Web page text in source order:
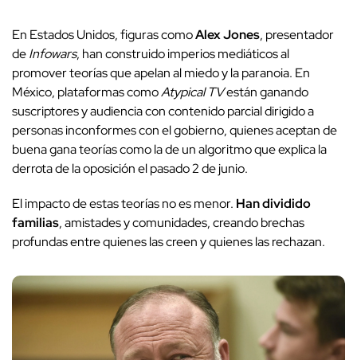
En Estados Unidos, figuras comoAlex Jones, presentador
deInfowars, han construido imperios mediáticos al
promover teorías que apelan al miedo y la paranoia. En
México, plataformas comoAtypical TVestán ganando
suscriptores y audiencia con contenido parcial dirigido a
personas inconformes con el gobierno, quienes aceptan de
buena gana teorías como la de un algoritmo que explica la
derrota de la oposición el pasado 2 de junio.
El impacto de estas teorías no es menor. Han dividido
familias, amistades y comunidades, creando brechas
profundas entre quienes las creen y quienes las rechazan.